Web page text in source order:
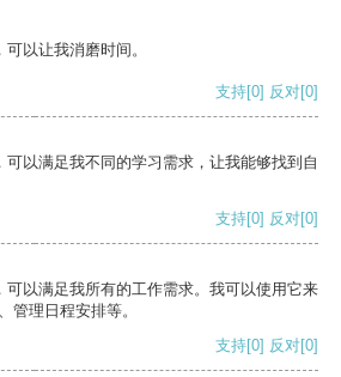
以让我消磨时间。
支持[0] 反对[0]
以满足我不同的学习需求，让我能够找到自
支持[0] 反对[0]
可以满足我所有的工作需求。我可以使用它来
管理日程安排等。
支持[0] 反对[0]